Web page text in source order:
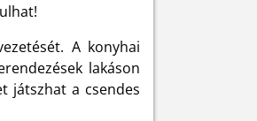
A konyhai
lakáson
játszhat a csendes